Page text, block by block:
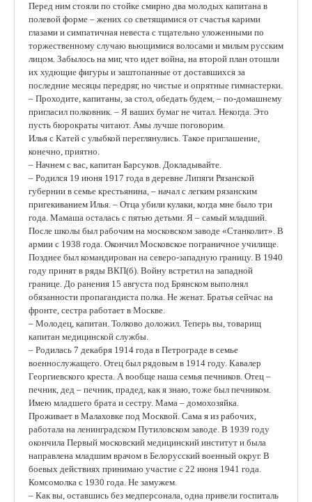
Перед ним стояли по стойке смирно два молодых капитана в
полевой форме – жених со светящимися от счастья карими
глазами и симпатичная невеста с тщательно уложенными по
торжественному случаю вьющимися волосами и милым русским
лицом. Забылось на миг, что идет война, на второй план отошли
их худющие фигуры и заштопанные от доставшихся за
последние месяцы передряг, но чистые и опрятные гимнастерки.
– Проходите, капитаны, за стол, обедать будем, – по-домашнему
пригласил полковник. – Я ваших бумаг не читал. Некогда. Это
пусть бюрократы читают. Амы лучше поговорим.
Илья с Катей с улыбкой переглянулись. Такое приглашение,
конечно, приятно.
– Начнем с вас, капитан Барсуков. Докладывайте.
– Родился 19 июня 1917 года в деревне Липяги Рязанской
губернии в семье крестьянина, – начал с легким рязанским
пригекиванием Илья. – Отца убили кулаки, когда мне было три
года. Мамаша осталась с пятью детьми. Я – самый младший.
После школы был рабочим на московском заводе «Станколит». В
армии с 1938 года. Окончил Московское пограничное училище.
Позднее был командирован на северо-западную границу. В 1940
году принят в ряды ВКП(б). Войну встретил на западной
границе. До ранения 15 августа под Брянском выполнял
обязанности пропагандиста полка. Не женат. Братья сейчас на
фронте, сестра работает в Москве.
– Молодец, капитан. Толково доложил. Теперь вы, товарищ
капитан медицинской службы.
– Родилась 7 декабря 1914 года в Петрограде в семье
военнослужащего. Отец был рядовым в 1914 году. Кавалер
Георгиевского креста. А вообще наша семья печников. Отец –
печник, дед – печник, прадед, как я знаю, тоже был печником.
Имею младшего брата и сестру. Мама – домохозяйка.
Проживает в Малаховке под Москвой. Сама я из рабочих,
работала на ленинградском Путиловском заводе. В 1939 году
окончила Первый московский медицинский институт и была
направлена младшим врачом в Белорусский военный округ. В
боевых действиях принимаю участие с 22 июня 1941 года.
Комсомолка с 1930 года. Не замужем.
– Как вы, оставшись без медперсонала, одна привели госпиталь